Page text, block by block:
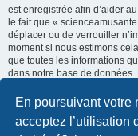
En poursuivant votre
acceptez l’utilisation
est enregistrée afin d’aider
le fait que «
déplacer ou de verrouiller
moment si nous estimons
que toutes les informations
dans notre base de
« scienceamusante.net », ni
responsables en cas de
compromettre vos données.